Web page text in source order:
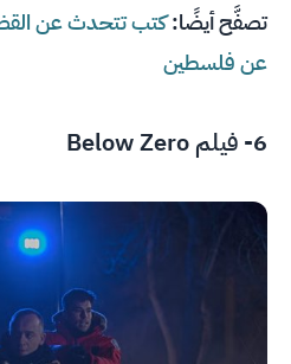
تصفَّح أيضًا:كتب تتحدث عن
عن فلسطين
6- فيلم Below Zero